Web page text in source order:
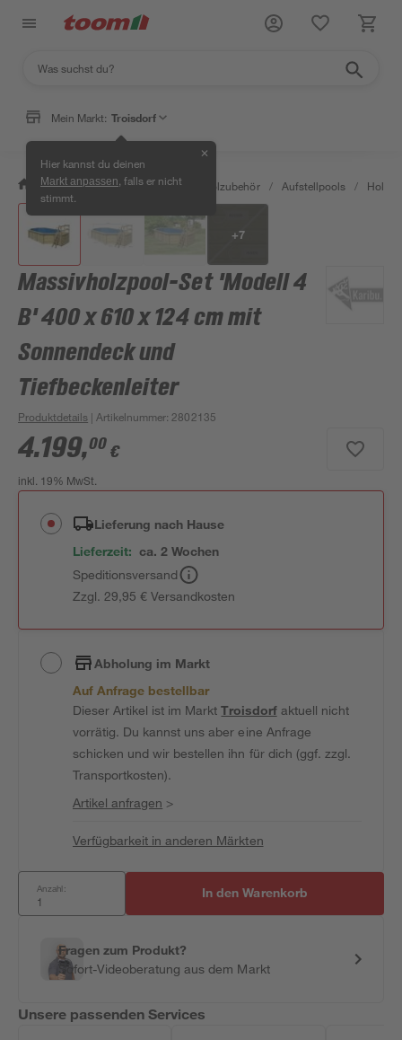
Mein Markt: Troisdorf
Hier kannst du deinen
Markt anpassen , falls er nicht
stimmt.
✕
/ Garten & Freizeit / Pools & Poolzubehör / Aufstellpools /
+7
Massivholzpool-Set 'Modell 4
B' 400 x 610 x 124 cm mit
Sonnendeck und
Tiefbeckenleiter
Produktdetails | Artikelnummer: 2802135
4.199,00 €
inkl. 19% MwSt.
Lieferung nach Hause
Lieferzeit: ca. 2 Wochen
Speditionsversand
Zzgl. 29,95 € Versandkosten
Abholung im Markt
Auf Anfrage bestellbar
Dieser Artikel ist im MarktTroisdorfaktuell nicht
vorrätig. Du kannst uns aber eine Anfrage
schicken und wir bestellen ihn für dich (ggf. zzgl.
Transportkosten).
Artikel anfragen >
Verfügbarkeit in anderen Märkten
Anzahl: In den Warenkorb
Fragen zum Produkt?
Sofort-Videoberatung aus dem Markt
Unsere passenden Services